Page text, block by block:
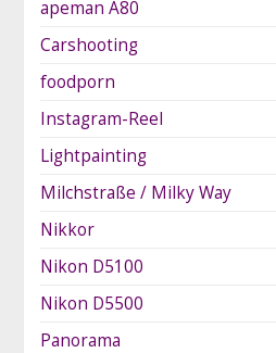
apeman A80
Carshooting
foodporn
Instagram-Reel
Lightpainting
Milchstraße / Milky Way
Nikkor
Nikon D5100
Nikon D5500
Panorama